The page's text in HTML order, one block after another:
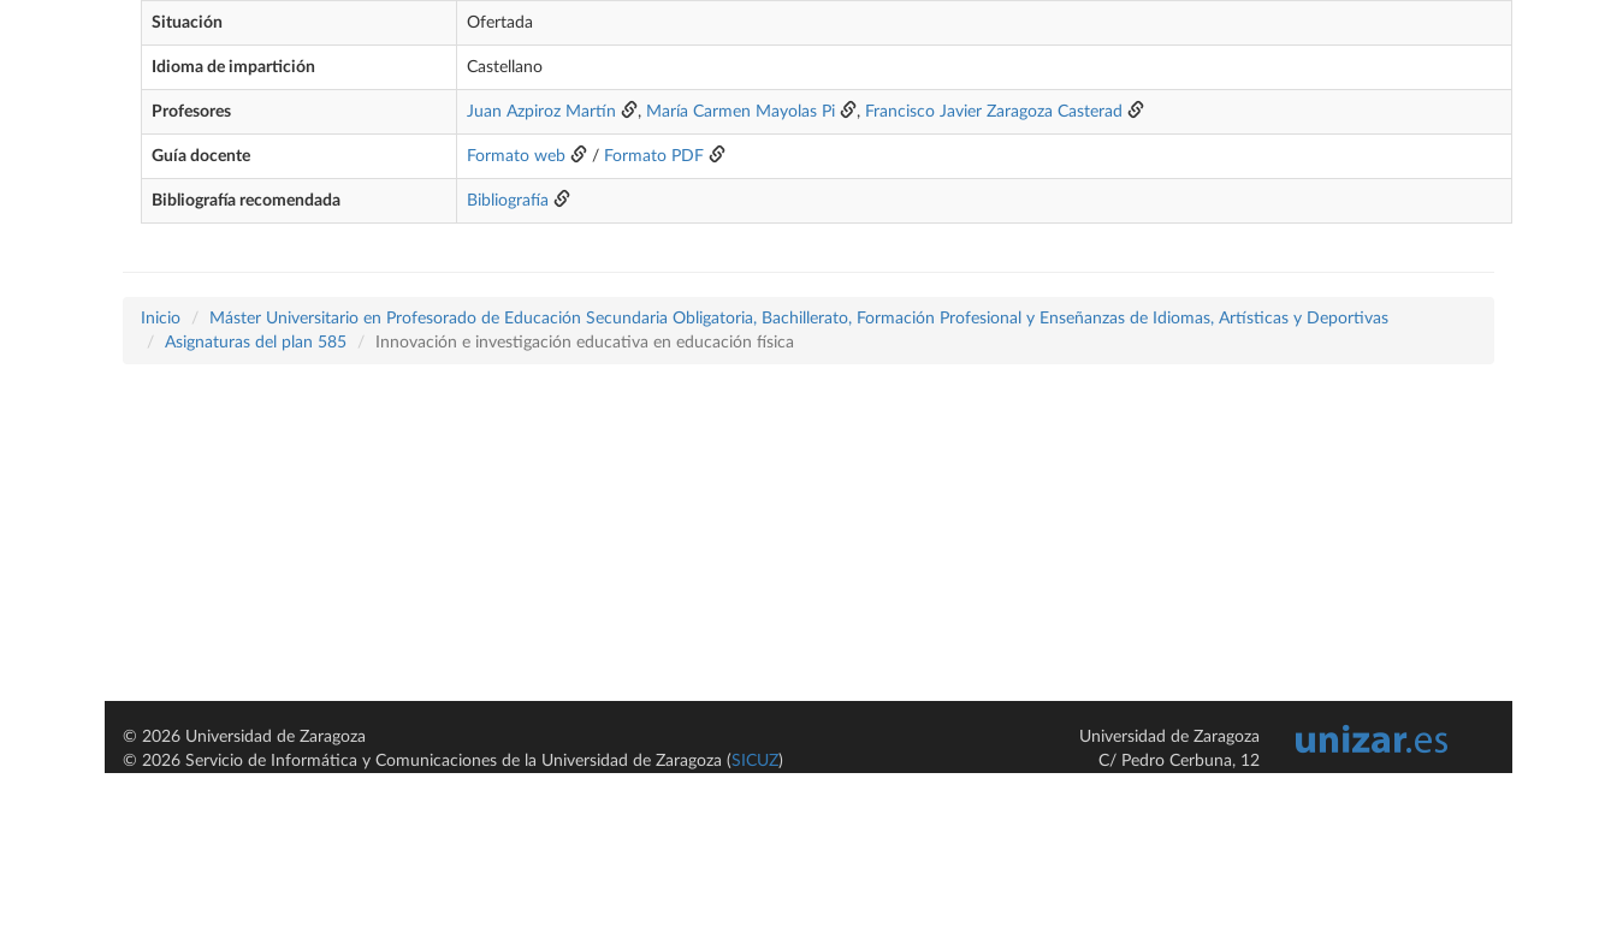
Situación Ofertada
Idioma de impartición Castellano
Profesores Juan Azpiroz Martín , María Carmen Mayolas Pi , Francisco Javier Zaragoza Casterad
Guía docente Formato web / Formato PDF
Bibliografía recomendada Bibliografía
Inicio
Máster Universitario en Profesorado de Educación Secundaria Obligatoria, Bachillerato, Formación Profesional y Enseñanzas de Idiomas, Artísticas y Deportivas
Asignaturas del plan 585
Innovación e investigación educativa en educación física
© 2026 Universidad de Zaragoza
© 2026 Servicio de Informática y Comunicaciones de la Universidad de Zaragoza (SICUZ)
Universidad de Zaragoza
C/ Pedro Cerbuna, 12